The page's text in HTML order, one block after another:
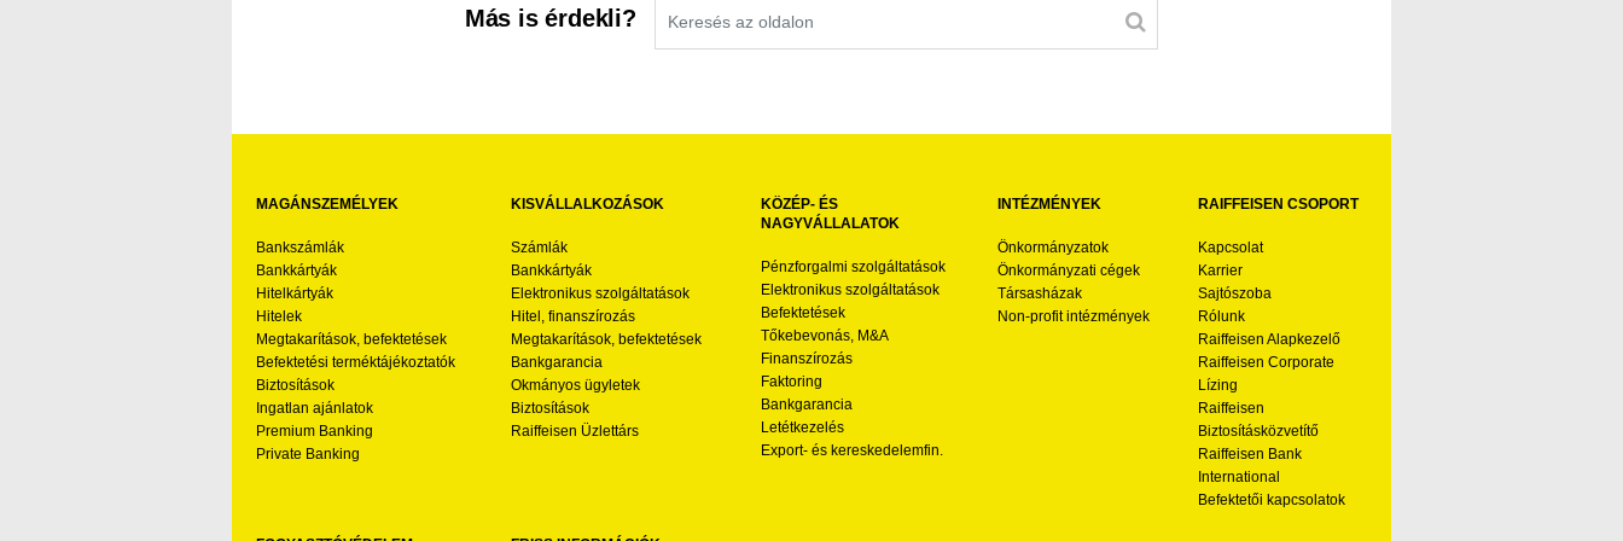
Más is érdekli?
MAGÁNSZEMÉLYEK
Bankszámlák
Bankkártyák
Hitelkártyák
Hitelek
Megtakarítások, befektetések
Befektetési terméktájékoztatók
Biztosítások
Ingatlan ajánlatok
Premium Banking
Private Banking
KISVÁLLALKOZÁSOK
Számlák
Bankkártyák
Elektronikus szolgáltatások
Hitel, finanszírozás
Megtakarítások, befektetések
Bankgarancia
Okmányos ügyletek
Biztosítások
Raiffeisen Üzlettárs
KÖZÉP- ÉS
NAGYVÁLLALATOK
Pénzforgalmi szolgáltatások
Elektronikus szolgáltatások
Befektetések
Tőkebevonás, M&A
Finanszírozás
Faktoring
Bankgarancia
Letétkezelés
Export- és kereskedelemfin.
INTÉZMÉNYEK
Önkormányzatok
Önkormányzati cégek
Társasházak
Non-profit intézmények
RAIFFEISEN CSOPORT
Kapcsolat
Karrier
Sajtószoba
Rólunk
Raiffeisen Alapkezelő
Raiffeisen Corporate
Lízing
Raiffeisen
Biztosításközvetítő
Raiffeisen Bank
International
Befektetői kapcsolatok